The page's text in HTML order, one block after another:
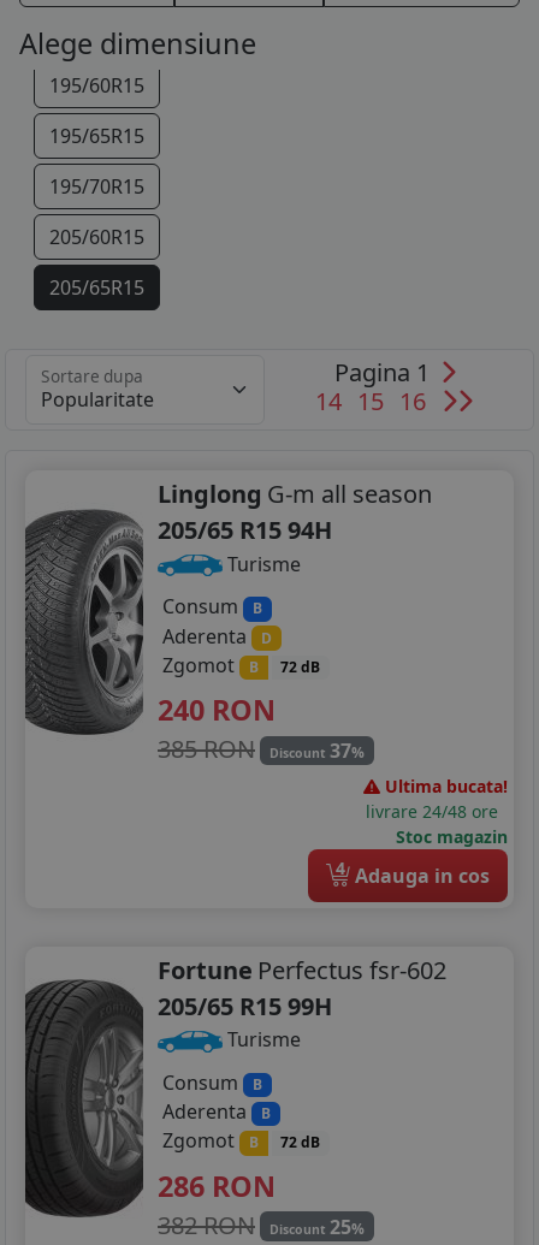
Alege dimensiune
195/55R15
195/60R15
195/65R15
195/70R15
205/60R15
205/65R15
215/65R15
255/75R15
185/75R16
195/45R16
195/50R16
195/55R16
205/55R16
205/60R16
205/75R16
215/55R16
215/60R16
Sortare dupa
Pagina 1
14 15 16
Linglong G-m all season
205/65 R15 94H
Turisme
Consum
B
Aderenta D
Zgomot B 72 dB
240 RON
385 RON Discount 37%
Ultima bucata!
livrare 24/48 ore
Stoc magazin
4 Adauga in cos
Fortune Perfectus fsr-602
205/65 R15 99H
Turisme
Consum
B
Aderenta B
Zgomot B 72 dB
286 RON
382 RON Discount 25%